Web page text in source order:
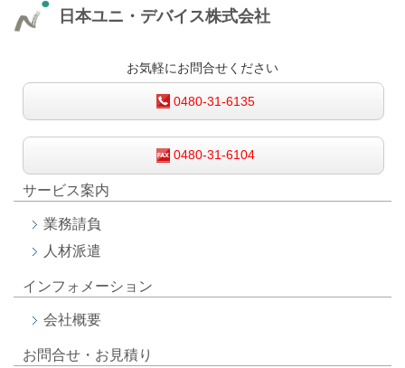
日本ユニ・デバイス株式会社
お気軽にお問合せください
0480-31-6135
0480-31-6104
サービス案内
業務請負
人材派遣
インフォメーション
会社概要
お問合せ・お見積り